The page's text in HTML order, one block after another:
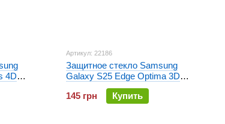
4D
Артикул: 22186
Защитное стекло Samsung
Galaxy S25 Edge Optima 3D
145 грн
Купить